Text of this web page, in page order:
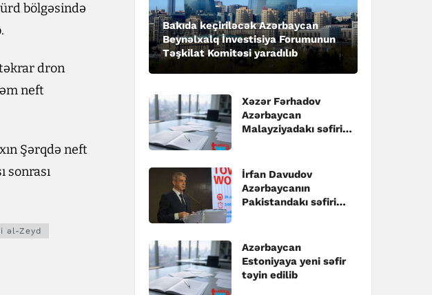
bölgəsində
dron
neft
Şərqdə neft
sonrası
əl-Zeyd
Bakıda keçiriləcək Azərbaycan
Beynəlxalq İnvestisiya Forumunun
Təşkilat Komitəsi yaradılıb
Xəzər Fərhadov
Azərbaycan
Malayziyadakı səfiri
İrfan Davudov
Azərbaycanın
Pakistandakı səfiri
Azərbaycan
Estoniyaya yeni səfir
təyin edilib